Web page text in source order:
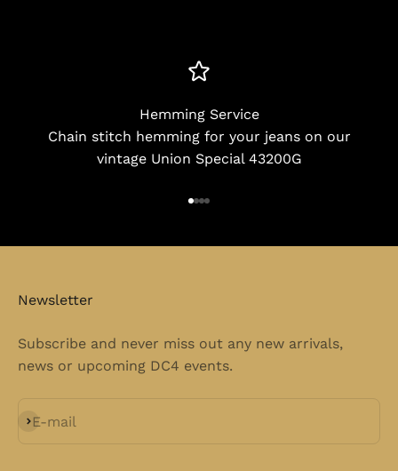
Hemming Service
Chain stitch hemming for your jeans on our
vintage Union Special 43200G
Newsletter
Subscribe and never miss out any new arrivals,
news or upcoming DC4 events.
E-mail
Subscribe